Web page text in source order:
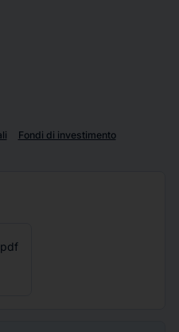
Fondi di investimento